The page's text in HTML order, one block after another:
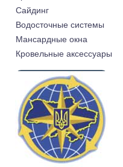
Cайдинг
Водосточные системы
Мансардные окна
Кровельные аксессуары